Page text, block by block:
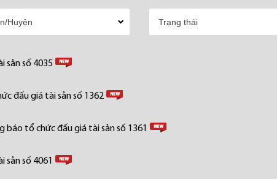
sản số 4035
đấu giá tài sản số 1362
báo tổ chức đấu giá tài sản số 1361
số 4061